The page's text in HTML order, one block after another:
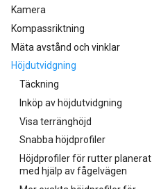
Kamera
Kompassriktning
Mäta avstånd och vinklar
Höjdutvidgning
Täckning
Inköp av höjdutvidgning
Visa terränghöjd
Snabba höjdprofiler
Höjdprofiler för rutter planerat
med hjälp av fågelvägen